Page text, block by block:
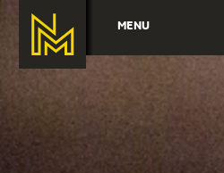
MENU